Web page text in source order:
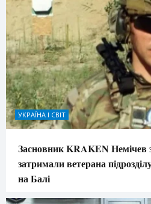
УКРАЇНА І СВІТ
Засновник KRAKEN Немічев
затримали ветерана
на Балі